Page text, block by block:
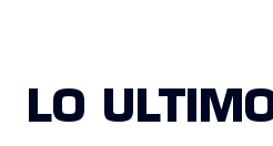
LO